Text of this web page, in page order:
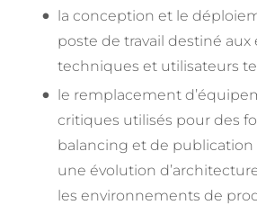
la conception et le
poste de travail destiné aux
techniques et utilisateurs
le remplacement
critiques utilisés pour des
balancing et de publication
une évolution
les environnements de